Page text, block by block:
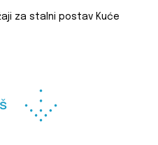
za stalni postav Kuće